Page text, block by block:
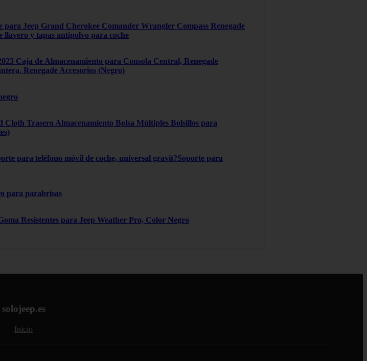
para Jeep Grand Cherokee Comander Wrangler Compass Renegade
llavero y tapas antipolvo para coche
Caja de Almacenamiento para Consola Central, Renegade
Renegade Accesorios (Negro)
Trasero Almacenamiento Bolsa Múltiples Bolsillos para
para teléfono móvil de coche, universal gravit?Soporte para
para parabrisas
Resistentes para Jeep Weather Pro, Color Negro
solojeep.es
Inicio